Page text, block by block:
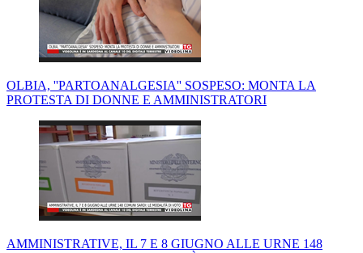
OLBIA, ''PARTOANALGESIA'' SOSPESO: MONTA LA
PROTESTA DI DONNE E AMMINISTRATORI
AMMINISTRATIVE, IL 7 E 8 GIUGNO ALLE URNE 148